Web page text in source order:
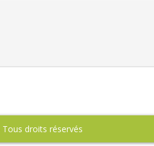
droits réservés